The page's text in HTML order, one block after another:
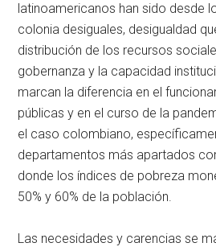
latinoamericanos han sido desde
colonia desiguales, desigualdad
distribución de los recursos
gobernanza y la capacidad
marcan la diferencia en el
públicas y en el curso de la
el caso colombiano,
departamentos más apartados
donde los índices de pobreza
50% y 60% de la población.
Las necesidades y carencias se